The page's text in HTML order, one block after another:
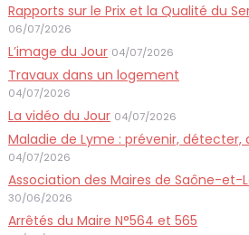
Rapports sur le Prix et la Qualité du
06/07/2026
L’image du Jour 04/07/2026
Travaux dans un logement
04/07/2026
La vidéo du Jour 04/07/2026
Maladie de Lyme : prévenir, détecter,
04/07/2026
Association des Maires de Saône-et-
30/06/2026
Arrêtés du Maire N°564 et 565